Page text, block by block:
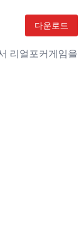
다운로드
리얼포커게임을